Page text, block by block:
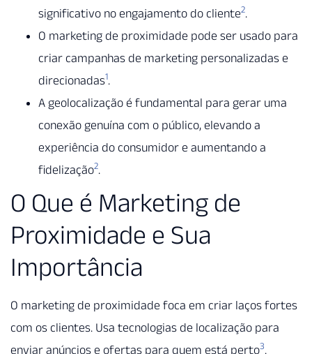
significativo no engajamento do cliente2.
O marketing de proximidade pode ser usado para
criar campanhas de marketing personalizadas e
direcionadas1.
A geolocalização é fundamental para gerar uma
conexão genuína com o público, elevando a
experiência do consumidor e aumentando a
fidelização2.
O Que é Marketing de
Proximidade e Sua
Importância
O marketing de proximidade foca em criar laços fortes
com os clientes. Usa tecnologias de localização para
enviar anúncios e ofertas para quem está perto3.